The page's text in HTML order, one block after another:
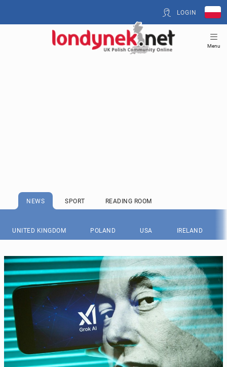
LOGIN
Menu
NEWS SPORT READING ROOM
UNITED KINGDOM POLAND USA IRELAND